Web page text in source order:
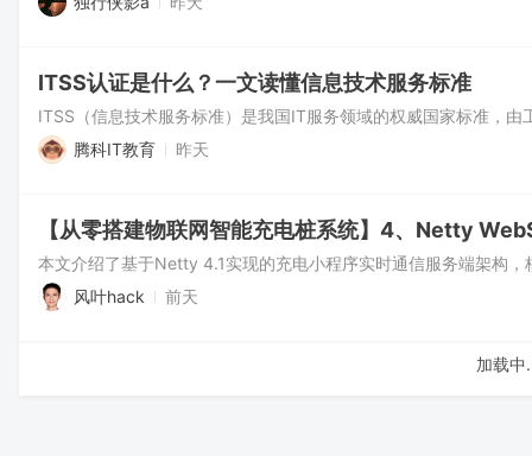
ITSS认证是什么？一文读懂信息技术服务标准
腾科IT教育 昨天
风叶hack 前天
加载中